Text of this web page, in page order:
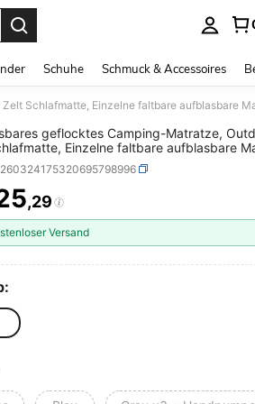
Schuhe Schmuck & Accessoires
geflocktes Camping-Matratze,
Einzelne faltbare aufblasbare
auf dem Boden, Verwendung
AND
,29
Versand